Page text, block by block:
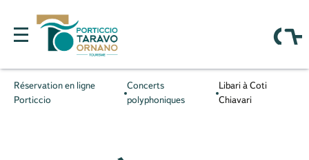
Réservation en ligne
Porticcio
Concerts
polyphoniques
Libari à Coti
Chiavari